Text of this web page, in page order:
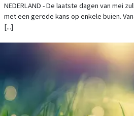
NEDERLAND - De laatste dagen van mei
met een gerede kans op enkele buien.
[...]